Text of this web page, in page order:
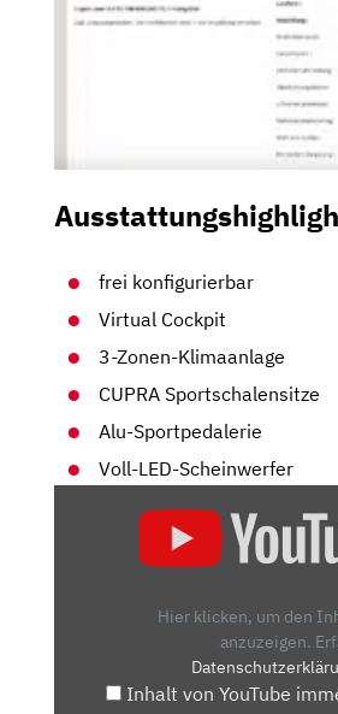
frei konfigurierbar
Virtual Cockpit
3-Zonen-Klimaanlage
CUPRA Sportschalensitze
Alu-Sportpedalerie
Voll-LED-Scheinwerfer
Hier klicken, um den
anzuzeigen.
Inhalt von YouTube